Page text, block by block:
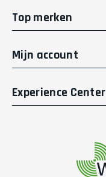
Top merken
Mijn account
Experience Center